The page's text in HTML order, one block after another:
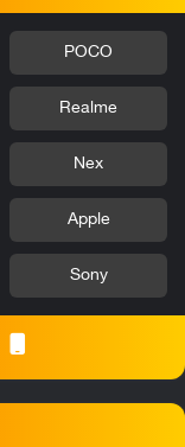
POCO
Realme
Nex
Apple
Sony